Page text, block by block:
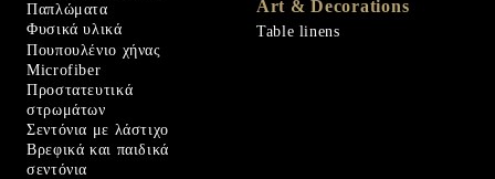
Παπλώματα
Φυσικά υλικά
Πουπουλένιο χήνας
Microfiber
Προστατευτικά
στρωμάτων
Σεντόνια με λάστιχο
Βρεφικά και παιδικά
σεντόνια
Art & Decorations
Table linens